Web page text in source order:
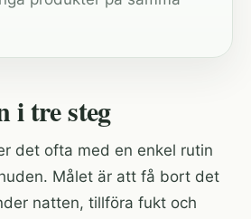
i tre steg
det ofta med en enkel rutin
Målet är att få bort det
natten, tillföra fukt och